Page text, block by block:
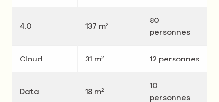
4.0 137 m²
80
personnes
Cloud 31 m² 12 personnes
Data 18 m²
10
personnes